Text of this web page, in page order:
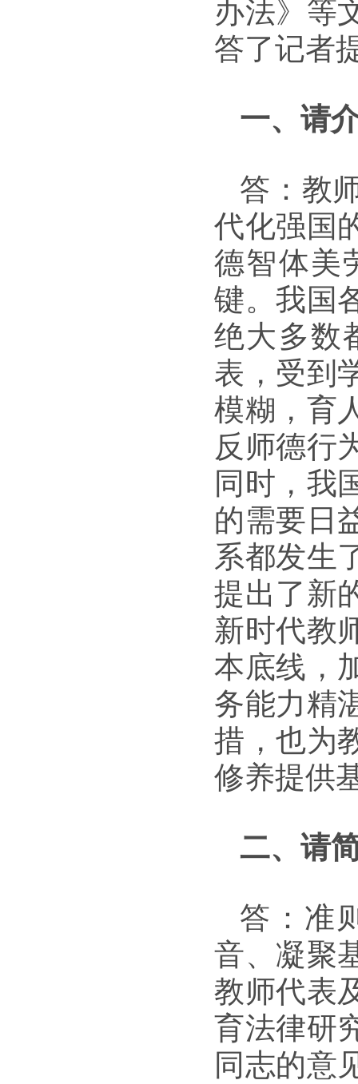
办法》等
答了记者
一、请
答：教
代化强国
德智体美
键。我国
绝大多数
表，受到
模糊，育
反师德行
同时，我
的需要日
系都发生
提出了新
新时代教
本底线，
务能力精
措，也为
修养提供
二、请
答：准
音、凝聚
教师代表
育法律研
同志的意